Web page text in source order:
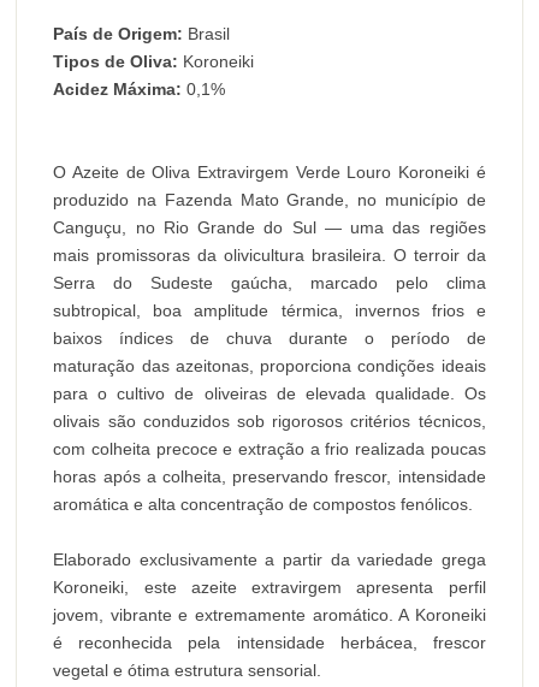
País de Origem: Brasil
Tipos de Oliva: Koroneiki
Acidez Máxima: 0,1%
O Azeite de Oliva Extravirgem Verde Louro Koroneiki é
produzido na Fazenda Mato Grande, no município de
Canguçu, no Rio Grande do Sul — uma das regiões
mais promissoras da olivicultura brasileira. O terroir da
Serra do Sudeste gaúcha, marcado pelo clima
subtropical, boa amplitude térmica, invernos frios e
baixos índices de chuva durante o período de
maturação das azeitonas, proporciona condições ideais
para o cultivo de oliveiras de elevada qualidade. Os
olivais são conduzidos sob rigorosos critérios técnicos,
com colheita precoce e extração a frio realizada poucas
horas após a colheita, preservando frescor, intensidade
aromática e alta concentração de compostos fenólicos.
Elaborado exclusivamente a partir da variedade grega
Koroneiki, este azeite extravirgem apresenta perfil
jovem, vibrante e extremamente aromático. A Koroneiki
é reconhecida pela intensidade herbácea, frescor
vegetal e ótima estrutura sensorial.